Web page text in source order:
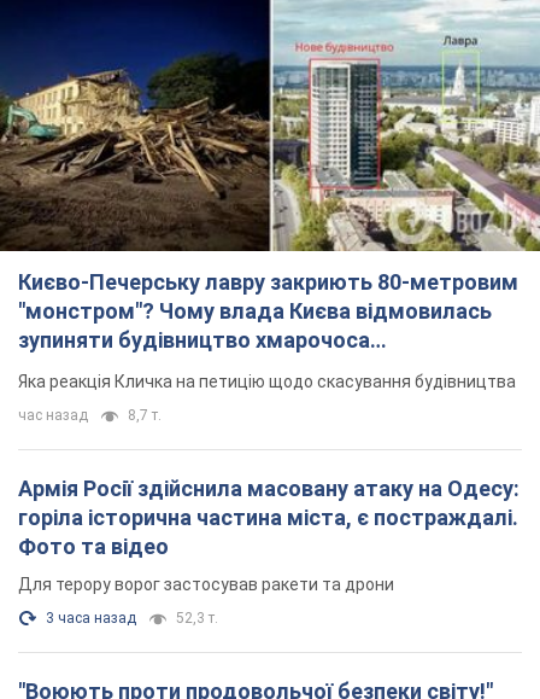
Києво-Печерську лавру закриють 80-метровим
"монстром"? Чому влада Києва відмовилась
зупиняти будівництво хмарочоса
"московського вірянина"
Яка реакція Кличка на петицію щодо скасування будівництва
час назад 8,7 т.
Армія Росії здійснила масовану атаку на Одесу:
горіла історична частина міста, є постраждалі.
Фото та відео
Для терору ворог застосував ракети та дрони
3 часа назад 52,3 т.
"Воюють проти продовольчої безпеки світу!"